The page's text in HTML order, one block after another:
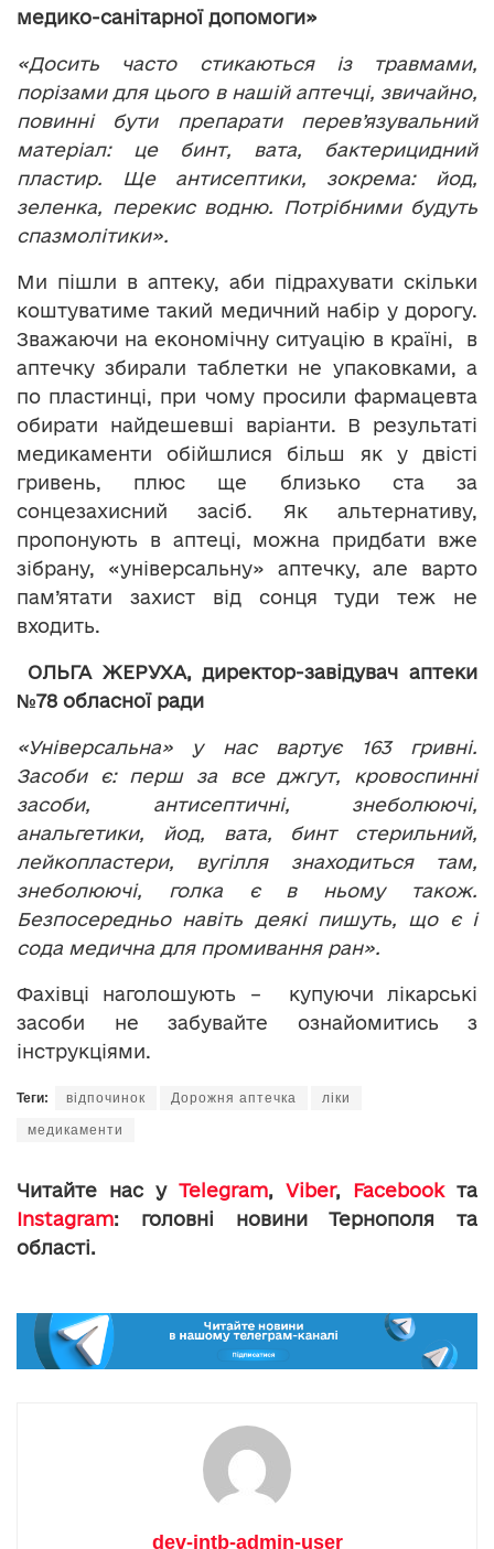
медико-санітарної допомоги»
«Досить часто стикаються із травмами,
порізами для цього в нашій аптечці, звичайно,
повинні бути препарати перев’язувальний
матеріал: це бинт, вата, бактерицидний
пластир. Ще антисептики, зокрема: йод,
зеленка, перекис водню. Потрібними будуть
спазмолітики».
Ми пішли в аптеку, аби підрахувати скільки
коштуватиме такий медичний набір у дорогу.
Зважаючи на економічну ситуацію в країні, в
аптечку збирали таблетки не упаковками, а
по пластинці, при чому просили фармацевта
обирати найдешевші варіанти. В результаті
медикаменти обійшлися більш як у двісті
гривень, плюс ще близько ста за
сонцезахисний засіб. Як альтернативу,
пропонують в аптеці, можна придбати вже
зібрану, «універсальну» аптечку, але варто
пам’ятати захист від сонця туди теж не
входить.
ОЛЬГА ЖЕРУХА, директор-завідувач аптеки
№78 обласної ради
«Універсальна» у нас вартує 163 гривні.
Засоби є: перш за все джгут, кровоспинні
засоби, антисептичні, знеболюючі,
анальгетики, йод, вата, бинт стерильний,
лейкопластери, вугілля знаходиться там,
знеболюючі, голка є в ньому також.
Безпосередньо навіть деякі пишуть, що є і
сода медична для промивання ран».
Фахівці наголошують – купуючи лікарські
засоби не забувайте ознайомитись з
інструкціями.
Теги: відпочинок Дорожня аптечка ліки
медикаменти
Читайте нас у Telegram, Viber, Facebookта
Instagram: головні новини Тернополя та
області.
dev-intb-admin-user